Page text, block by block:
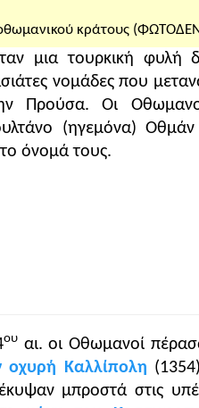
κράτους
μια τουρκική φυλή
νομάδες που
Προύσα. Οι
(ηγεμόνα)
όνομά τους.
ουαι. οι Οθωμανοί
οχυρή Καλλίπολη
μπροστά στις